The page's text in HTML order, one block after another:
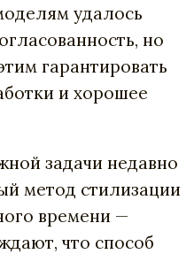
удалось
но
гарантировать
и хорошее
задачи недавно
метод стилизации
времени —
что способ